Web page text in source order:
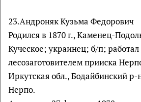
23.Андроняк Кузьма Федорович
Родился в 1870 г., Каменец-
Куческое; украинец; б/п; работал
лесозаготовителем прииска
Иркутская обл., Бодайбинский р-
Нерпо.